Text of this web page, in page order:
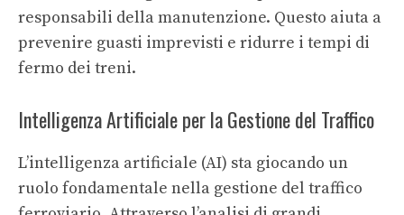
responsabili della manutenzione. Questo aiuta a
prevenire guasti imprevisti e ridurre i tempi di
fermo dei treni.
Intelligenza Artificiale per la Gestione del Traffico
L’intelligenza artificiale (AI) sta giocando un
ruolo fondamentale nella gestione del traffico